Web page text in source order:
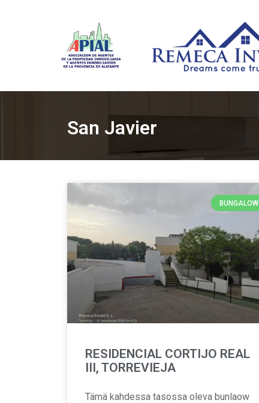
San Javier
BUNGALOW
RESIDENCIAL CORTIJO REAL
III, TORREVIEJA
Tämä kahdessa tasossa oleva bunlaow